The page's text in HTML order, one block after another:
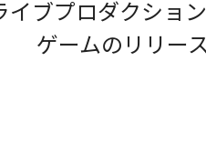
イブプロダクショ
ゲームのリリー